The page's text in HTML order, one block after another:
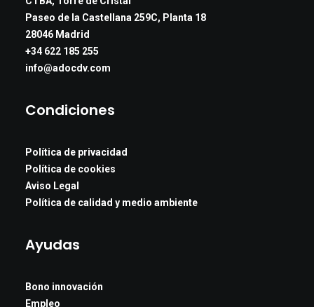
Paseo de la Castellana 259C, Planta 18
28046 Madrid
+34 622 185 255
info@adocdv.com
Condiciones
Política de privacidad
Política de cookies
Aviso Legal
Política de calidad y medio ambiente
Ayudas
Bono innovación
Empleo